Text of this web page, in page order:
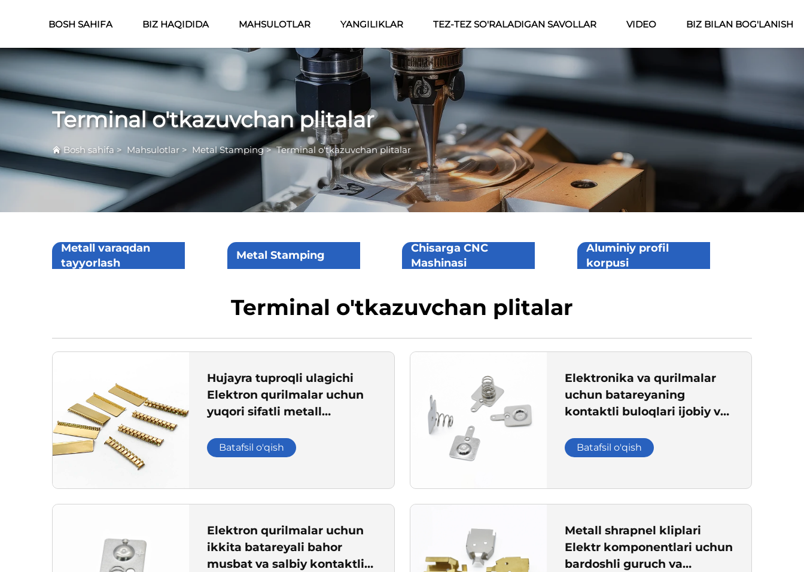
BOSH SAHIFA BIZ HAQIDIDA MAHSULOTLAR YANGILIKLAR TEZ-TEZ SO'RALADIGAN SAVOLLAR VIDEO BIZ BILAN BOG'LANISH
Terminal o'tkazuvchan plitalar
Bosh sahifa > Mahsulotlar > Metal Stamping>Terminal o'tkazuvchan plitalar
Metall varaqdan
tayyorlash
Metal Stamping
Chisarga CNC
Mashinasi
Aluminiy profil
korpusi
Terminal o'tkazuvchan plitalar
Hujayra tuproqli ulagichi
Elektron qurilmalar uchun
yuqori sifatli metall
Batafsil o'qish
Elektronika va qurilmalar
uchun batareyaning
kontaktli buloqlari ijobiy va
Batafsil o'qish
Elektron qurilmalar uchun
ikkita batareyali bahor
musbat va salbiy kontaktli
Metall shrapnel kliplari
Elektr komponentlari uchun
bardoshli guruch va